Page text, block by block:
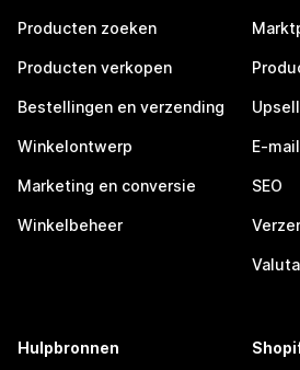
Producten zoeken
Producten verkopen
Bestellingen en verzending
Winkelontwerp
Marketing en conversie
Winkelbeheer
E-
SEO
Hulpbronnen